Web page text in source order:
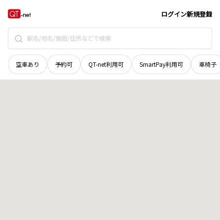
ログイン新規登録
空車あり 予約可 QT-net利用可 SmartPay利用可 車椅子
岡山県